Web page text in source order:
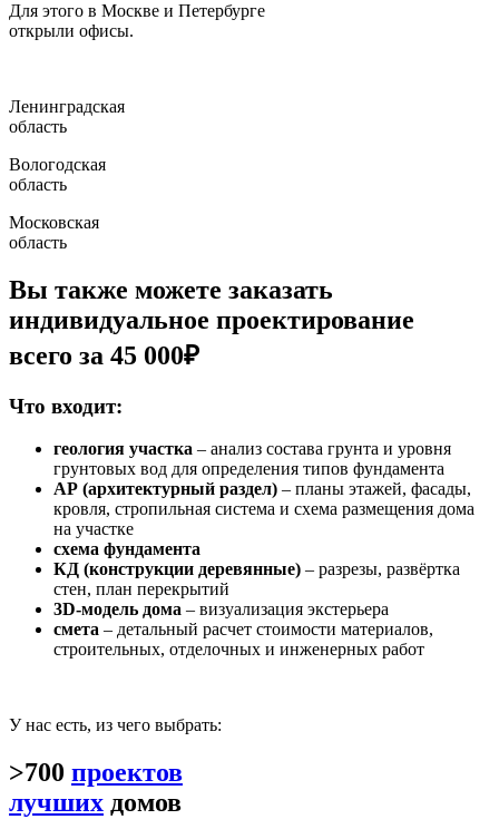
Для этого в Москве и Петербурге
открыли офисы.
Ленинградская
область
Вологодская
область
Московская
область
Вы также можете заказать
индивидуальное проектирование
всего за 45 000₽
Что входит:
геология участка – анализ состава грунта и уровня
грунтовых вод для определения типов фундамента
АР (архитектурный раздел) – планы этажей, фасады,
кровля, стропильная система и схема размещения дома
на участке
схема фундамента
КД (конструкции деревянные) – разрезы, развёртка
стен, план перекрытий
3D-модель дома – визуализация экстерьера
смета – детальный расчет стоимости материалов,
строительных, отделочных и инженерных работ
У нас есть, из чего выбрать:
>700 проектов
лучших домов